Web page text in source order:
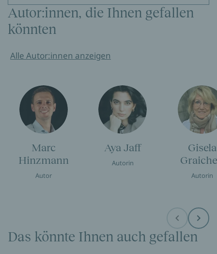
Autor:innen, die Ihnen gefallen
könnten
Alle Autor:innen anzeigen
Marc
Hinzmann
Autor
Aya Jaff
Autorin
Gisela
Autorin
Before Next
Das könnte Ihnen auch gefallen